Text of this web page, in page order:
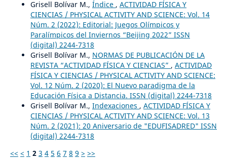
Grisell Bolívar M., Índice , ACTIVIDAD FÍSICA Y
CIENCIAS / PHYSICAL ACTIVITY AND SCIENCE: Vol. 14
Núm. 2 (2022): Editorial: Juegos Olímpicos y
Paralímpicos del Inviernos “Beijing 2022” ISSN
(digital) 2244-7318
Grisell Bolívar M., NORMAS DE PUBLICACIÓN DE LA
REVISTA “ACTIVIDAD FÍSICA Y CIENCIAS” , ACTIVIDAD
FÍSICA Y CIENCIAS / PHYSICAL ACTIVITY AND SCIENCE:
Vol. 12 Núm. 2 (2020): El Nuevo paradigma de la
Educación Física a Distancia. ISSN (digital) 2244-7318
Grisell Bolívar M., Indexaciones , ACTIVIDAD FÍSICA Y
CIENCIAS / PHYSICAL ACTIVITY AND SCIENCE: Vol. 13
Núm. 2 (2021): 20 Aniversario de "EDUFISADRED" ISSN
(digital) 2244-7318
<< < 1 2 3 4 5 6 7 8 9 > >>